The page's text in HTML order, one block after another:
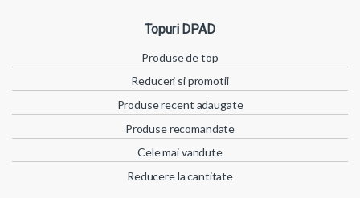
Topuri DPAD
Produse de top
Reduceri si promotii
Produse recent adaugate
Produse recomandate
Cele mai vandute
Reducere la cantitate